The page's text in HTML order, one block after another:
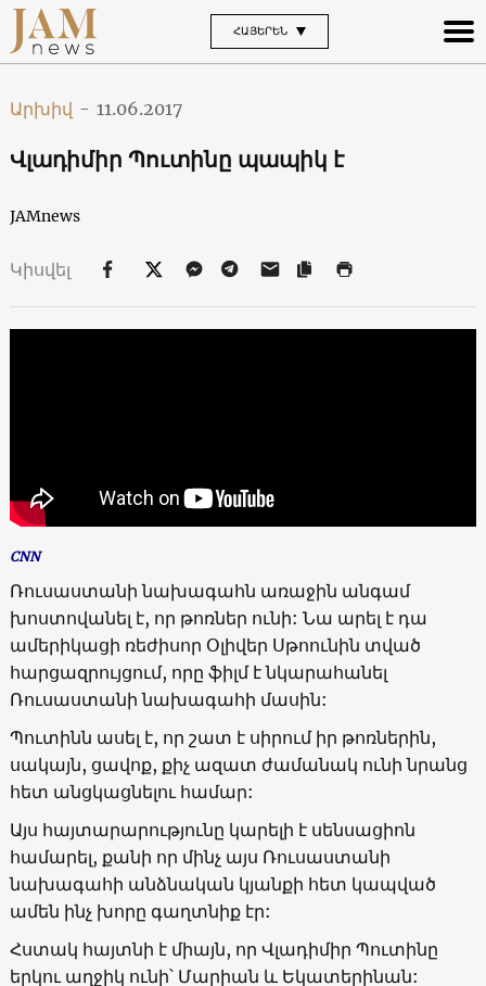
ՀԱՅԵՐԵՆ
Արխիվ - 11.06.2017
Վլադիմիր Պուտինը պապիկ է
JAMnews
Կիսվել
CNN
Ռուսաստանի նախագահն առաջին անգամ
խոստովանել է, որ թոռներ ունի: Նա արել է դա
ամերիկացի ռեժիսոր Օլիվեր Սթոունին տված
հարցազրույցում, որը ֆիլմ է նկարահանել
Ռուսաստանի նախագահի մասին:
Պուտինն ասել է, որ շատ է սիրում իր թոռներին,
սակայն, ցավոք, քիչ ազատ ժամանակ ունի նրանց
հետ անցկացնելու համար:
Այս հայտարարությունը կարելի է սենսացիոն
համարել, քանի որ մինչ այս Ռուսաստանի
նախագահի անձնական կյանքի հետ կապված
ամեն ինչ խորը գաղտնիք էր:
Հստակ հայտնի է միայն, որ Վլադիմիր Պուտինը
երկու աղջիկ ունի՝ Մարիան և Եկատերինան: